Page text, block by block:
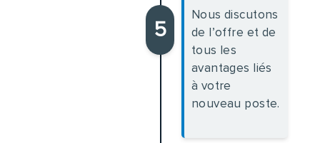
5
Nous discutons
de l’offre et de
tous les
avantages liés
à votre
nouveau poste.